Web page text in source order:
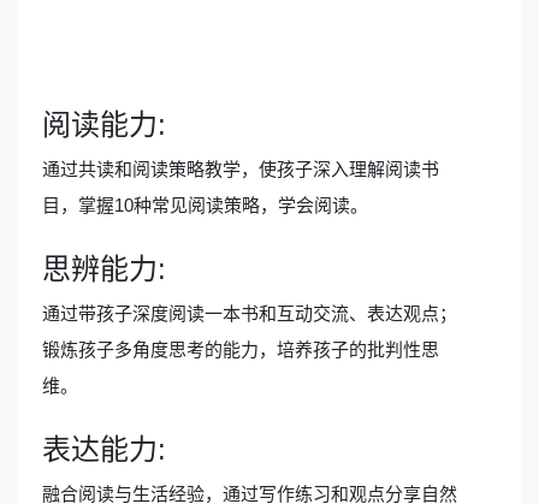
阅读能力:
通过共读和阅读策略教学，使孩子深入理解阅读书
目，掌握10种常见阅读策略，学会阅读。
思辨能力:
通过带孩子深度阅读一本书和互动交流、表达观点；
锻炼孩子多角度思考的能力，培养孩子的批判性思
维。
表达能力:
融合阅读与生活经验，通过写作练习和观点分享自然